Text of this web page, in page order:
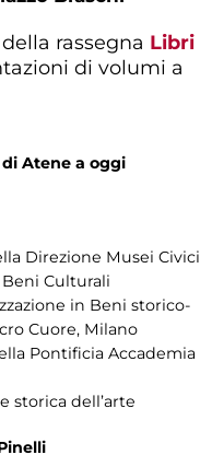
rassegna Libri
di volumi a
Atene a oggi
Direzione Musei Civici
Culturali
in Beni storico-
Cuore, Milano
Pontificia Accademia
storica dell’arte